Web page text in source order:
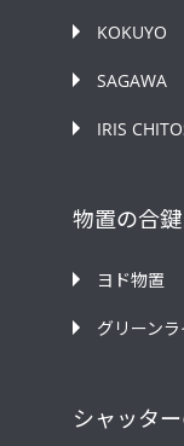
KOKUYO
SAGAWA
IRIS
物置の合
ヨド物置
グリーンラ
シャッタ